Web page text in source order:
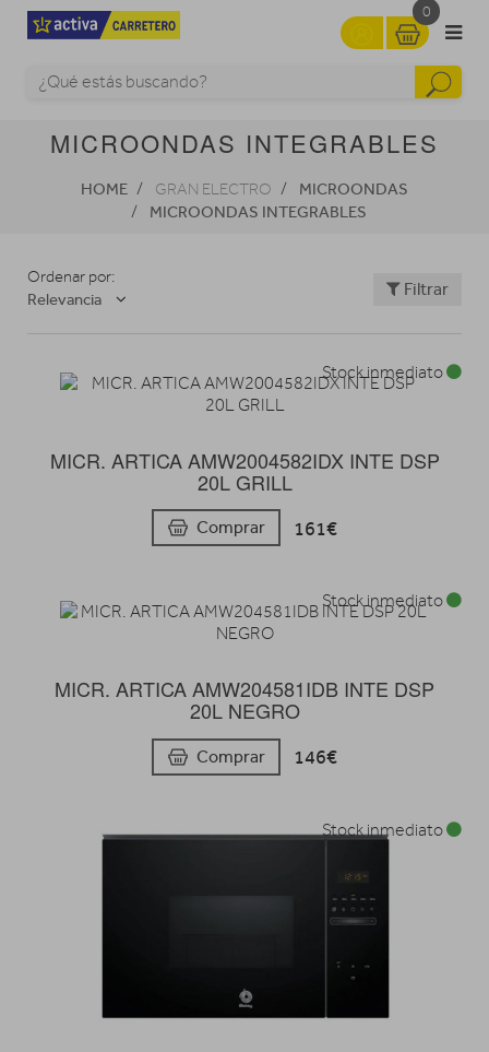
0
MICROONDAS INTEGRABLES
HOME GRAN ELECTRO
MICROONDAS
MICROONDAS INTEGRABLES
Ordenar por:
Relevancia
Filtrar
MICR. ARTICA AMW2004582IDX INTE DSP
20L GRILL
Comprar 161€
Stock inmediato
MICR. ARTICA AMW204581IDB INTE DSP
20L NEGRO
Comprar 146€
Stock inmediato
Stock inmediato